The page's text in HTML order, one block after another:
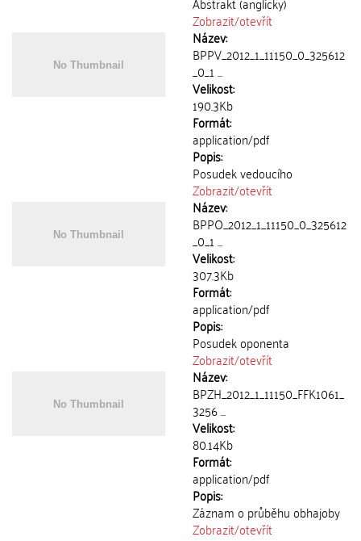
Zobrazit/otevřít
Název:
BPPV_2012_1_11150_0_325612
_0_1 ...
Velikost:
190.3Kb
Formát:
application/pdf
Popis:
Posudek vedoucího
Zobrazit/otevřít
Název:
BPPO_2012_1_11150_0_325612
_0_1 ...
Velikost:
307.3Kb
Formát:
application/pdf
Popis:
Posudek oponenta
Zobrazit/otevřít
Název:
BPZH_2012_1_11150_FFK1061_
3256 ...
Velikost:
80.14Kb
Formát:
application/pdf
Popis:
Záznam o průběhu obhajoby
Zobrazit/otevřít